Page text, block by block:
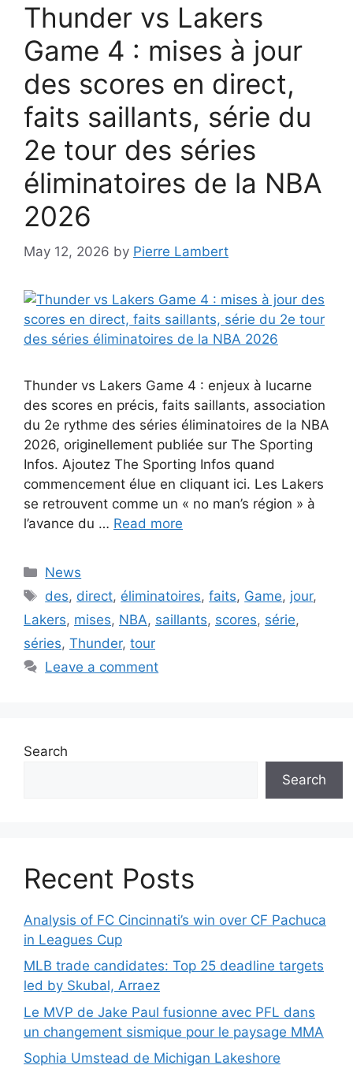
Thunder vs Lakers
Game 4 : mises à jour
des scores en direct,
faits saillants, série du
2e tour des séries
éliminatoires de la NBA
2026
May 12, 2026 by Pierre Lambert
Thunder vs Lakers Game 4 : enjeux à lucarne
des scores en précis, faits saillants, association
du 2e rythme des séries éliminatoires de la NBA
2026, originellement publiée sur The Sporting
Infos. Ajoutez The Sporting Infos quand
commencement élue en cliquant ici. Les Lakers
se retrouvent comme un « no man’s région » à
l’avance du … Read more
Categories
News
Tags
des, direct, éliminatoires,faits, Game, jour,
Lakers, mises, NBA, saillants, scores, série,
séries, Thunder, tour
Leave a comment
Search
Search
Recent Posts
Analysis of FC Cincinnati’s win over CF Pachuca
in Leagues Cup
MLB trade candidates: Top 25 deadline targets
led by Skubal, Arraez
Le MVP de Jake Paul fusionne avec PFL dans
un changement sismique pour le paysage MMA
Sophia Umstead de Michigan Lakeshore